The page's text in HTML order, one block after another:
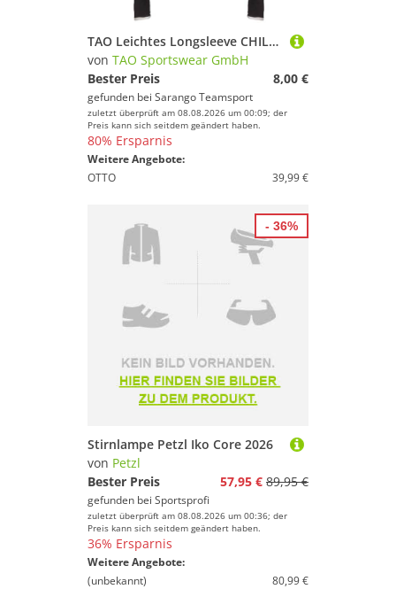
TAO Leichtes Longsleeve CHILLY mit feststellbarem Zip und Handy-Tasche für Damen
von TAO Sportswear GmbH
Bester Preis
8,00 €
gefunden bei Sarango Teamsport
zuletzt überprüft am 08.08.2026 um 00:09; der
Preis kann sich seitdem geändert haben.
80% Ersparnis
Weitere Angebote:
OTTO
39,99 €
Stirnlampe Petzl Iko Core 2026
von Petzl
Bester Preis
57,95 € 89,95 €
gefunden bei Sportsprofi
zuletzt überprüft am 08.08.2026 um 00:36; der
Preis kann sich seitdem geändert haben.
36% Ersparnis
Weitere Angebote:
(unbekannt)
80,99 €
- 36%